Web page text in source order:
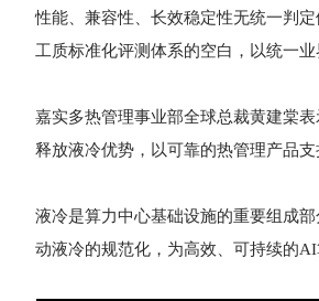
性能、兼容性、长效稳定性无统一判
工质标准化评测体系的空白，以统一
嘉实多热管理事业部全球总裁黄建棠
释放液冷优势，以可靠的热管理产品
液冷是算力中心基础设施的重要组成
动液冷的规范化，为高效、可持续的AI